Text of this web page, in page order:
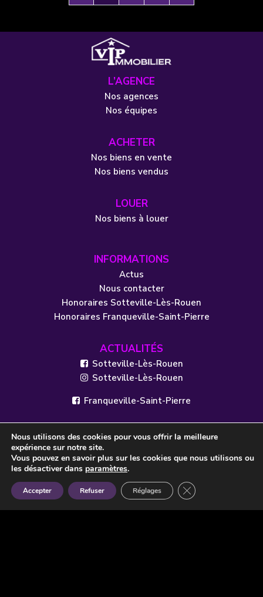
L’AGENCE
Nos agences
Nos équipes
ACHETER
Nos biens en vente
Nos biens vendus
LOUER
Nos biens à louer
INFORMATIONS
Actus
Nous contacter
Honoraires Sotteville-Lès-Rouen
Honoraires Franqueville-Saint-Pierre
ACTUALITÉS
Sotteville-Lès-Rouen
Sotteville-Lès-Rouen
Franqueville-Saint-Pierre
© 2021 - VIP IMMOBILIER - Site internet réalisé par l'agence Web
et Solutions
Mentions légales Politique de confidentialité
Nous utilisons des cookies pour vous offrir la meilleure
expérience sur notre site.
Vous pouvez en savoir plus sur les cookies que nous utilisons ou
les désactiver dans paramètres.
Accepter Refuser Réglages Fermer la bannière